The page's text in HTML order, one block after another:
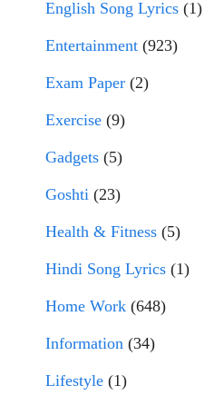
English Song Lyrics (1)
Entertainment (923)
Exam Paper (2)
Exercise (9)
Gadgets (5)
Goshti (23)
Health & Fitness (5)
Hindi Song Lyrics (1)
Home Work (648)
Information (34)
Lifestyle (1)